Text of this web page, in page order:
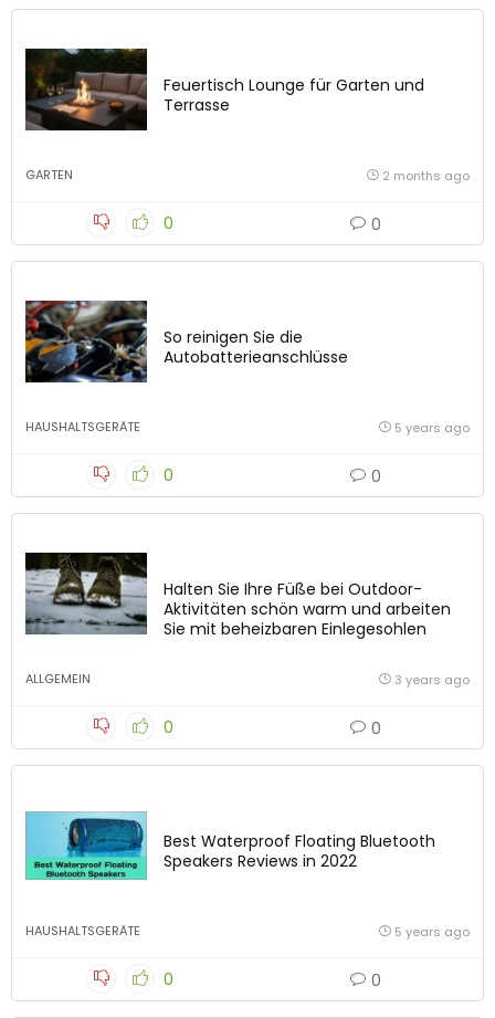
Feuertisch Lounge für Garten und
Terrasse
GARTEN 2 months ago
0 0
So reinigen Sie die
Autobatterieanschlüsse
HAUSHALTSGERÄTE 5 years ago
0 0
Halten Sie Ihre Füße bei Outdoor-
Aktivitäten schön warm und arbeiten
Sie mit beheizbaren Einlegesohlen
ALLGEMEIN 3 years ago
0 0
Best Waterproof Floating Bluetooth
Speakers Reviews in 2022
HAUSHALTSGERÄTE 5 years ago
0 0